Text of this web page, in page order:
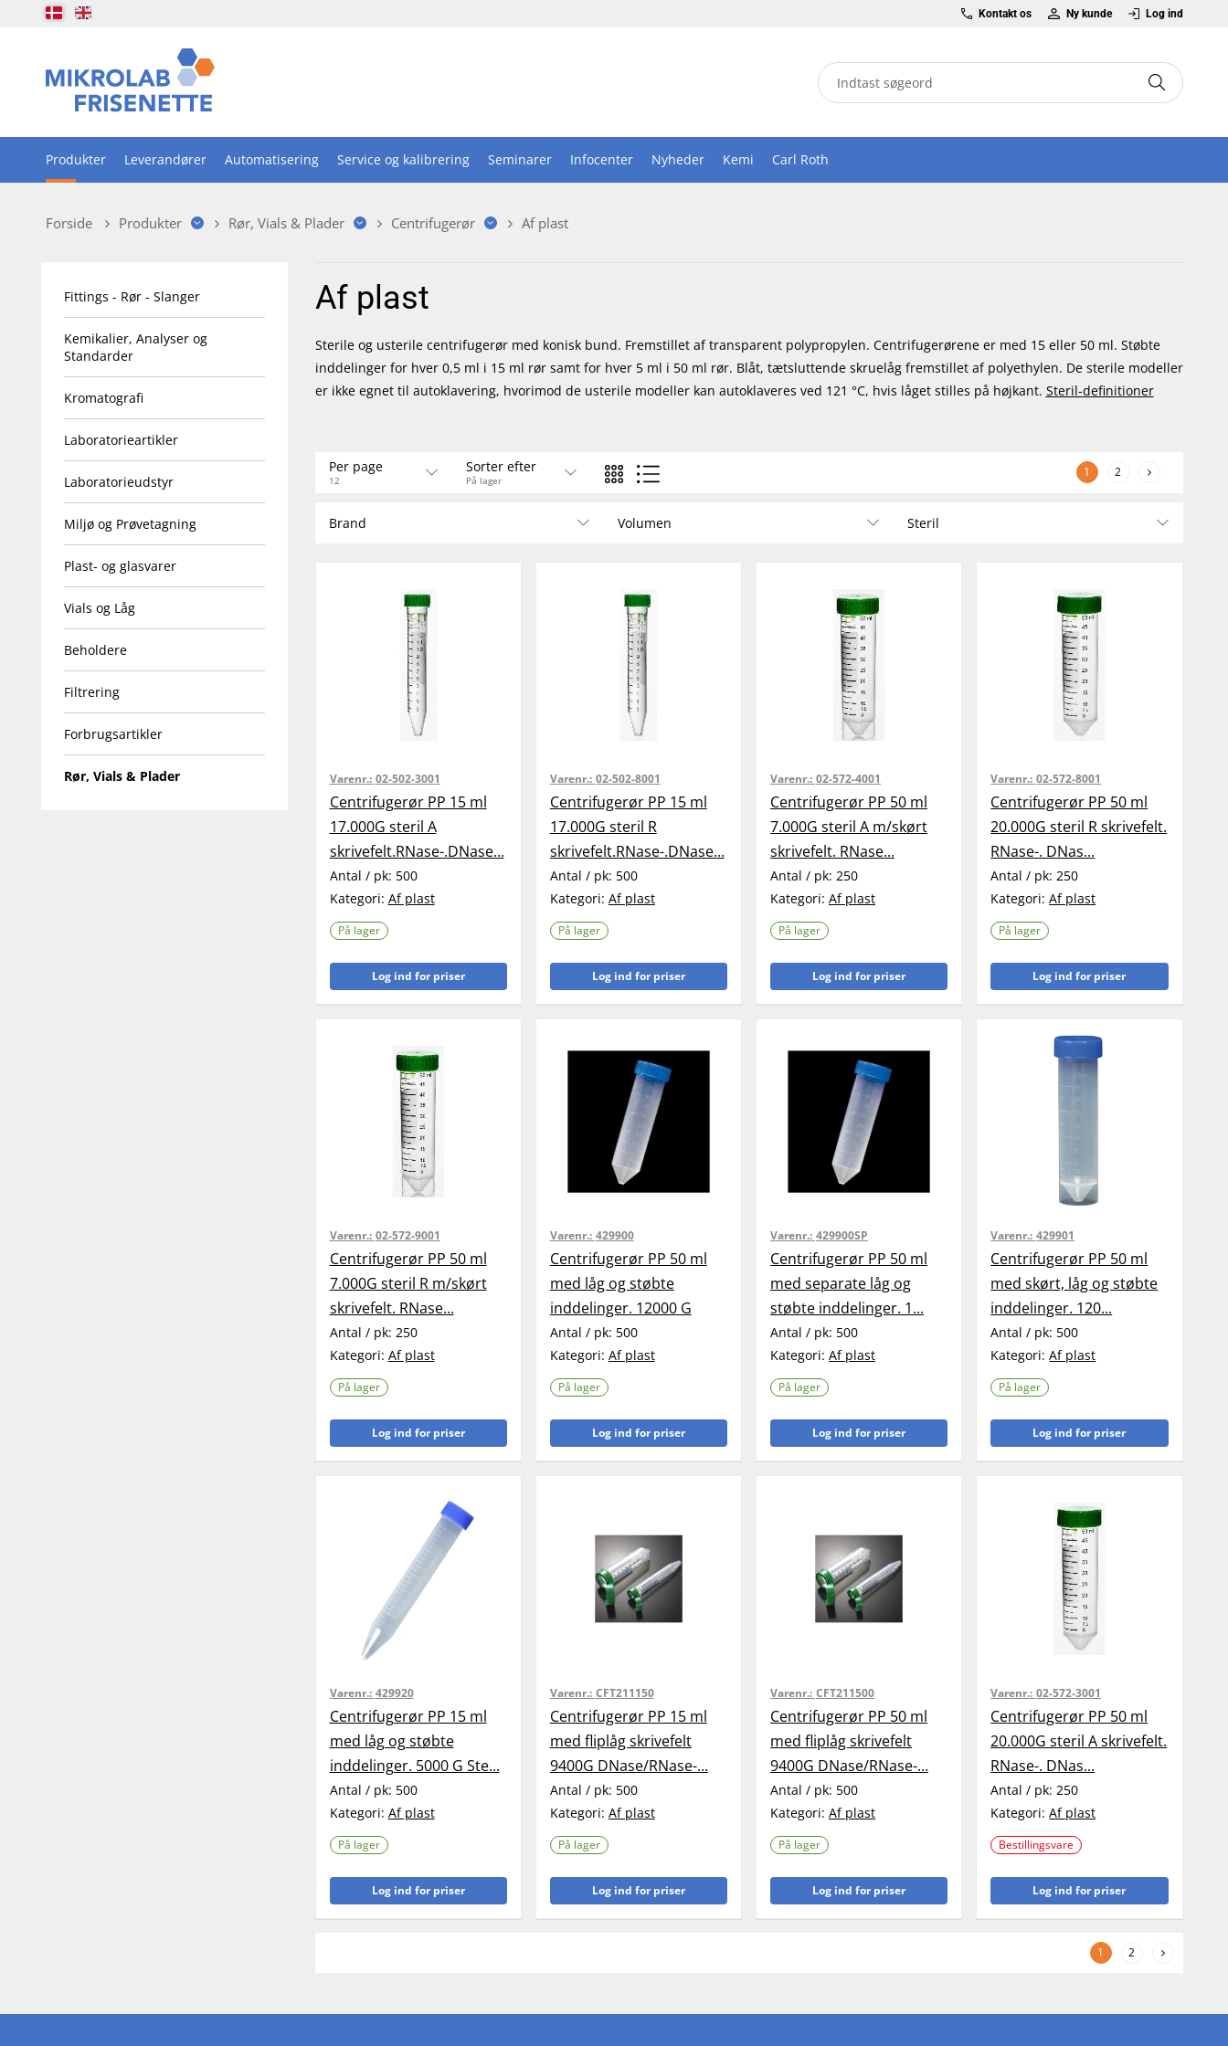
Kontakt os Ny kunde Log ind
Produkter Leverandører Automatisering Service og kalibrering Seminarer Infocenter Nyheder Kemi Carl Roth
Forside Produkter Rør, Vials & Plader Centrifugerør Af plast
Fittings - Rør - Slanger
Kemikalier, Analyser og
Standarder
Kromatografi
Laboratorieartikler
Laboratorieudstyr
Miljø og Prøvetagning
Plast- og glasvarer
Vials og Låg
Beholdere
Filtrering
Forbrugsartikler
Rør, Vials & Plader
Af plast
Sterile og usterile centrifugerør med konisk bund. Fremstillet af transparent polypropylen. Centrifugerørene er med 15 eller 50 ml. Støbte
inddelinger for hver 0,5 ml i 15 ml rør samt for hver 5 ml i 50 ml rør. Blåt, tætsluttende skruelåg fremstillet af polyethylen. De sterile modeller
er ikke egnet til autoklavering, hvorimod de usterile modeller kan autoklaveres ved 121 °C, hvis låget stilles på højkant. Steril-definitioner
Per page
12
Sorter efter
På lager
1 2
Brand Volumen Steril
Varenr.: 02-502-3001
Centrifugerør PP 15 ml
17.000G steril A
skrivefelt.RNase-.DNase...
Antal / pk: 500
Kategori: Af plast
På lager
Log ind for priser
Varenr.: 02-502-8001
Centrifugerør PP 15 ml
17.000G steril R
skrivefelt.RNase-.DNase...
Antal / pk: 500
Kategori: Af plast
På lager
Log ind for priser
Varenr.: 02-572-4001
Centrifugerør PP 50 ml
7.000G steril A m/skørt
skrivefelt. RNase...
Antal / pk: 250
Kategori: Af plast
På lager
Log ind for priser
Varenr.: 02-572-8001
Centrifugerør PP 50 ml
20.000G steril R skrivefelt.
RNase-. DNas...
Antal / pk:250
Kategori:Af plast
På lager
Log ind for priser
Varenr.: 02-572-9001
Centrifugerør PP 50 ml
7.000G steril R m/skørt
skrivefelt. RNase...
Antal / pk: 250
Kategori: Af plast
På lager
Log ind for priser
Varenr.: 429900
Centrifugerør PP 50 ml
med låg og støbte
inddelinger. 12000 G
Antal / pk: 500
Kategori: Af plast
På lager
Log ind for priser
Varenr.: 429900SP
Centrifugerør PP 50 ml
med separate låg og
støbte inddelinger. 1...
Antal / pk: 500
Kategori: Af plast
På lager
Log ind for priser
Varenr.: 429901
Centrifugerør PP 50 ml
med skørt, låg og støbte
inddelinger. 120...
Antal / pk: 500
Kategori:Af plast
På lager
Log ind for priser
Varenr.: 429920
Centrifugerør PP 15 ml
med låg og støbte
inddelinger. 5000 G Ste...
Antal / pk: 500
Kategori: Af plast
På lager
Log ind for priser
Varenr.: CFT211150
Centrifugerør PP 15 ml
med fliplåg skrivefelt
9400G DNase/RNase-...
Antal / pk: 500
Kategori: Af plast
På lager
Log ind for priser
Varenr.: CFT211500
Centrifugerør PP 50 ml
med fliplåg skrivefelt
9400G DNase/RNase-...
Antal / pk: 500
Kategori: Af plast
På lager
Log ind for priser
Varenr.: 02-572-3001
Centrifugerør PP 50 ml
20.000G steril A skrivefelt.
RNase-. DNas...
Antal / pk: 250
Kategori:Af plast
Bestillingsvare
Log ind for priser
1 2